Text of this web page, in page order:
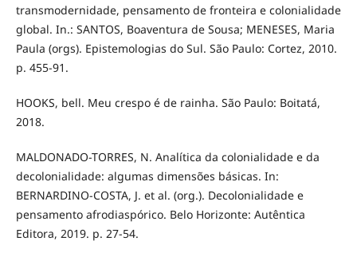
transmodernidade, pensamento de fronteira e colonialidade
global. In.: SANTOS, Boaventura de Sousa; MENESES, Maria
Paula (orgs). Epistemologias do Sul. São Paulo: Cortez, 2010.
p. 455-91.
HOOKS, bell. Meu crespo é de rainha. São Paulo: Boitatá,
2018.
MALDONADO-TORRES, N. Analítica da colonialidade e da
decolonialidade: algumas dimensões básicas. In:
BERNARDINO-COSTA, J. et al. (org.). Decolonialidade e
pensamento afrodiaspórico. Belo Horizonte: Autêntica
Editora, 2019. p. 27-54.